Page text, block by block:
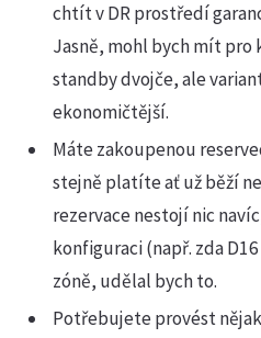
chtít v DR prostředí
Jasně, mohl bych mít pro
standby dvojče, ale
ekonomičtější.
Máte zakoupenou
stejně platíte ať už běží
rezervace nestojí nic
konfiguraci (např. zda
zóně, udělal bych to.
Potřebujete provést